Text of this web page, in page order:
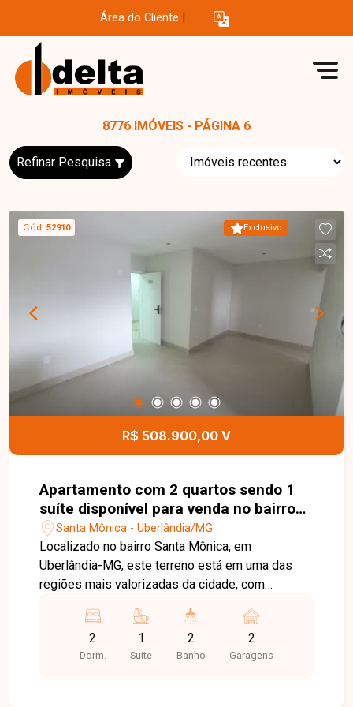
Área do Cliente
8776 IMÓVEIS - PÁGINA 6
Refinar Pesquisa
Exclusivo
Cód. 52910
R$ 508.900,00 V
Apartamento com 2 quartos sendo 1
suíte disponível para venda no bairro
Santa Mônica em Uberlândia-MG
Santa Mônica - Uberlândia/MG
Localizado no bairro Santa Mônica, em
Uberlândia-MG, este terreno está em uma das
regiões mais valorizadas da cidade, com
principais avenidas. A localização oferece
proximidade com supermercados, escolas,
universidades, farmácias, restaurantes e
2
Dorm.
1
Suite
2
Banho
2
Garagens